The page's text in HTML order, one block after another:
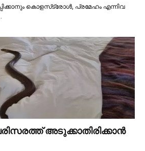
കൊളസ്‌ട്രോള്‍, പ്രമേഹം എന്നിവ
അടുക്കാതിരിക്കാൻ